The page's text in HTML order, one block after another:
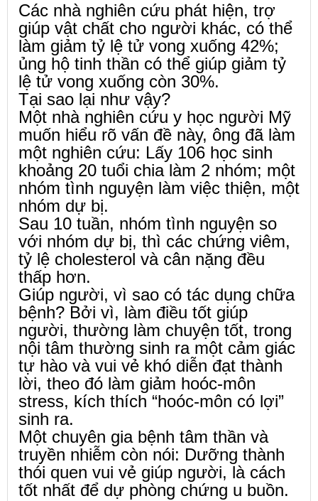
Các nhà nghiên cứu phát hiện, trợ
giúp vật chất cho người khác, có thể
làm giảm tỷ lệ tử vong xuống 42%;
ủng hộ tinh thần có thể giúp giảm tỷ
lệ tử vong xuống còn 30%.
Tại sao lại như vậy?
Một nhà nghiên cứu y học người Mỹ
muốn hiểu rõ vấn đề này, ông đã làm
một nghiên cứu: Lấy 106 học sinh
khoảng 20 tuổi chia làm 2 nhóm; một
nhóm tình nguyện làm việc thiện, một
nhóm dự bị.
Sau 10 tuần, nhóm tình nguyện so
với nhóm dự bị, thì các chứng viêm,
tỷ lệ cholesterol và cân nặng đều
thấp hơn.
Giúp người, vì sao có tác dụng chữa
bệnh? Bởi vì, làm điều tốt giúp
người, thường làm chuyện tốt, trong
nội tâm thường sinh ra một cảm giác
tự hào và vui vẻ khó diễn đạt thành
lời, theo đó làm giảm hoóc-môn
stress, kích thích “hoóc-môn có lợi”
sinh ra.
Một chuyên gia bệnh tâm thần và
truyền nhiễm còn nói: Dưỡng thành
thói quen vui vẻ giúp người, là cách
tốt nhất để dự phòng chứng u buồn.